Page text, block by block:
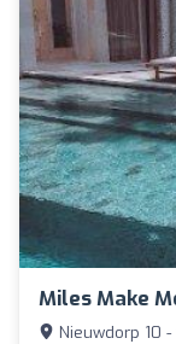
Miles Make
Nieuwdorp 10